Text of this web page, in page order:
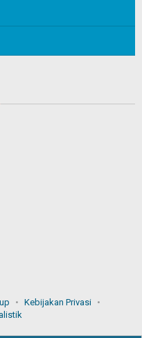
Kebijakan Privasi